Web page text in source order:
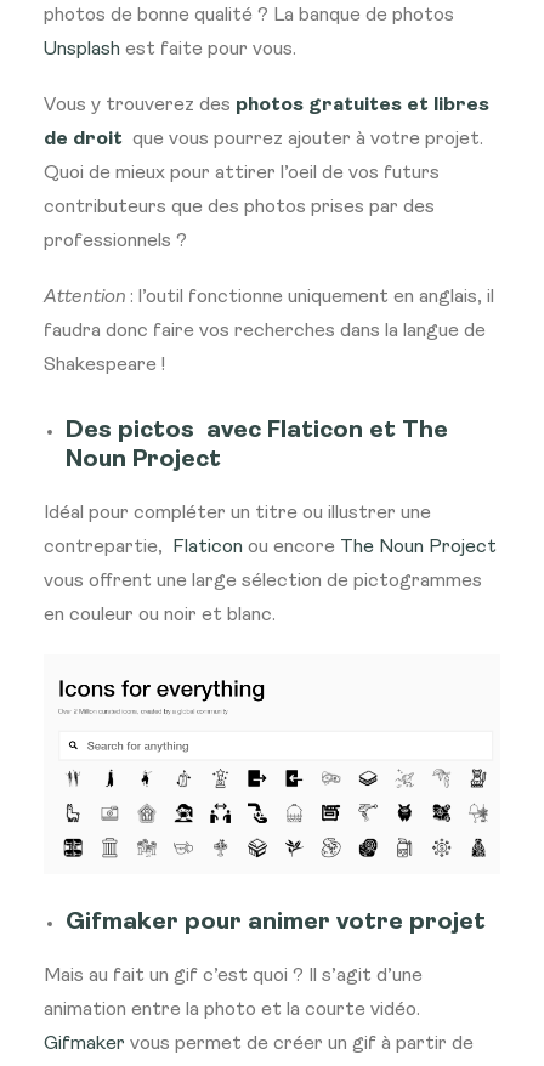
photos de bonne qualité ? La banque de photos
Unsplash est faite pour vous.
Vous y trouverez des photos gratuites et libres
de droit que vous pourrez ajouter à votre projet.
Quoi de mieux pour attirer l’oeil de vos futurs
contributeurs que des photos prises par des
professionnels ?
Attention : l’outil fonctionne uniquement en anglais, il
faudra donc faire vos recherches dans la langue de
Shakespeare !
Des pictos avec Flaticon et The
Noun Project
Idéal pour compléter un titre ou illustrer une
contrepartie,
Flaticon ou encore The Noun Project
vous offrent une large sélection de pictogrammes
en couleur ou noir et blanc.
Gifmaker pour animer votre projet
Mais au fait un gif c’est quoi ? Il s’agit d’une
animation entre la photo et la courte vidéo.
Gifmaker vous permet de créer un gif à partir de